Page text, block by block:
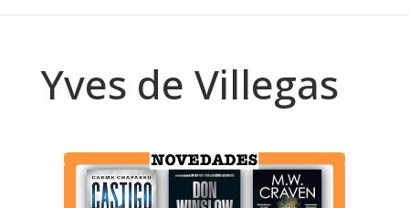
Yves de Villegas